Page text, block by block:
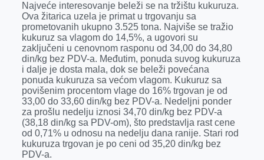
Najveće interesovanje beleži se na tržištu kukuruza.
Ova žitarica uzela je primat u trgovanju sa
prometovanih ukupno 3.525 tona. Najviše se tražio
kukuruz sa vlagom do 14,5%, a ugovori su
zaključeni u cenovnom rasponu od 34,00 do 34,80
din/kg bez PDV-a. Međutim, ponuda suvog kukuruza
i dalje je dosta mala, dok se beleži povećana
ponuda kukuruza sa većom vlagom. Kukuruz sa
povišenim procentom vlage do 16% trgovan je od
33,00 do 33,60 din/kg bez PDV-a. Nedeljni ponder
za prošlu nedelju iznosi 34,70 din/kg bez PDV-a
(38,18 din/kg sa PDV-om), što predstavlja rast cene
od 0,71% u odnosu na nedelju dana ranije. Stari rod
kukuruza trgovan je po ceni od 35,20 din/kg bez
PDV-a.